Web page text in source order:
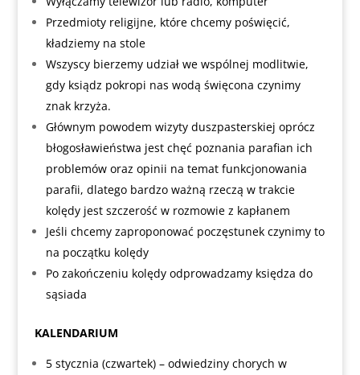
Przedmioty religijne, które chcemy poświęcić,
kładziemy na stole
Wszyscy bierzemy udział we wspólnej modlitwie,
gdy ksiądz pokropi nas wodą święcona czynimy
znak krzyża.
Głównym powodem wizyty duszpasterskiej oprócz
błogosławieństwa jest chęć poznania parafian ich
problemów oraz opinii na temat funkcjonowania
parafii, dlatego bardzo ważną rzeczą w trakcie
kolędy jest szczerość w rozmowie z kapłanem
Jeśli chcemy zaproponować poczęstunek czynimy to
na początku kolędy
Po zakończeniu kolędy odprowadzamy księdza do
sąsiada
KALENDARIUM
5 stycznia (czwartek) – odwiedziny chorych w